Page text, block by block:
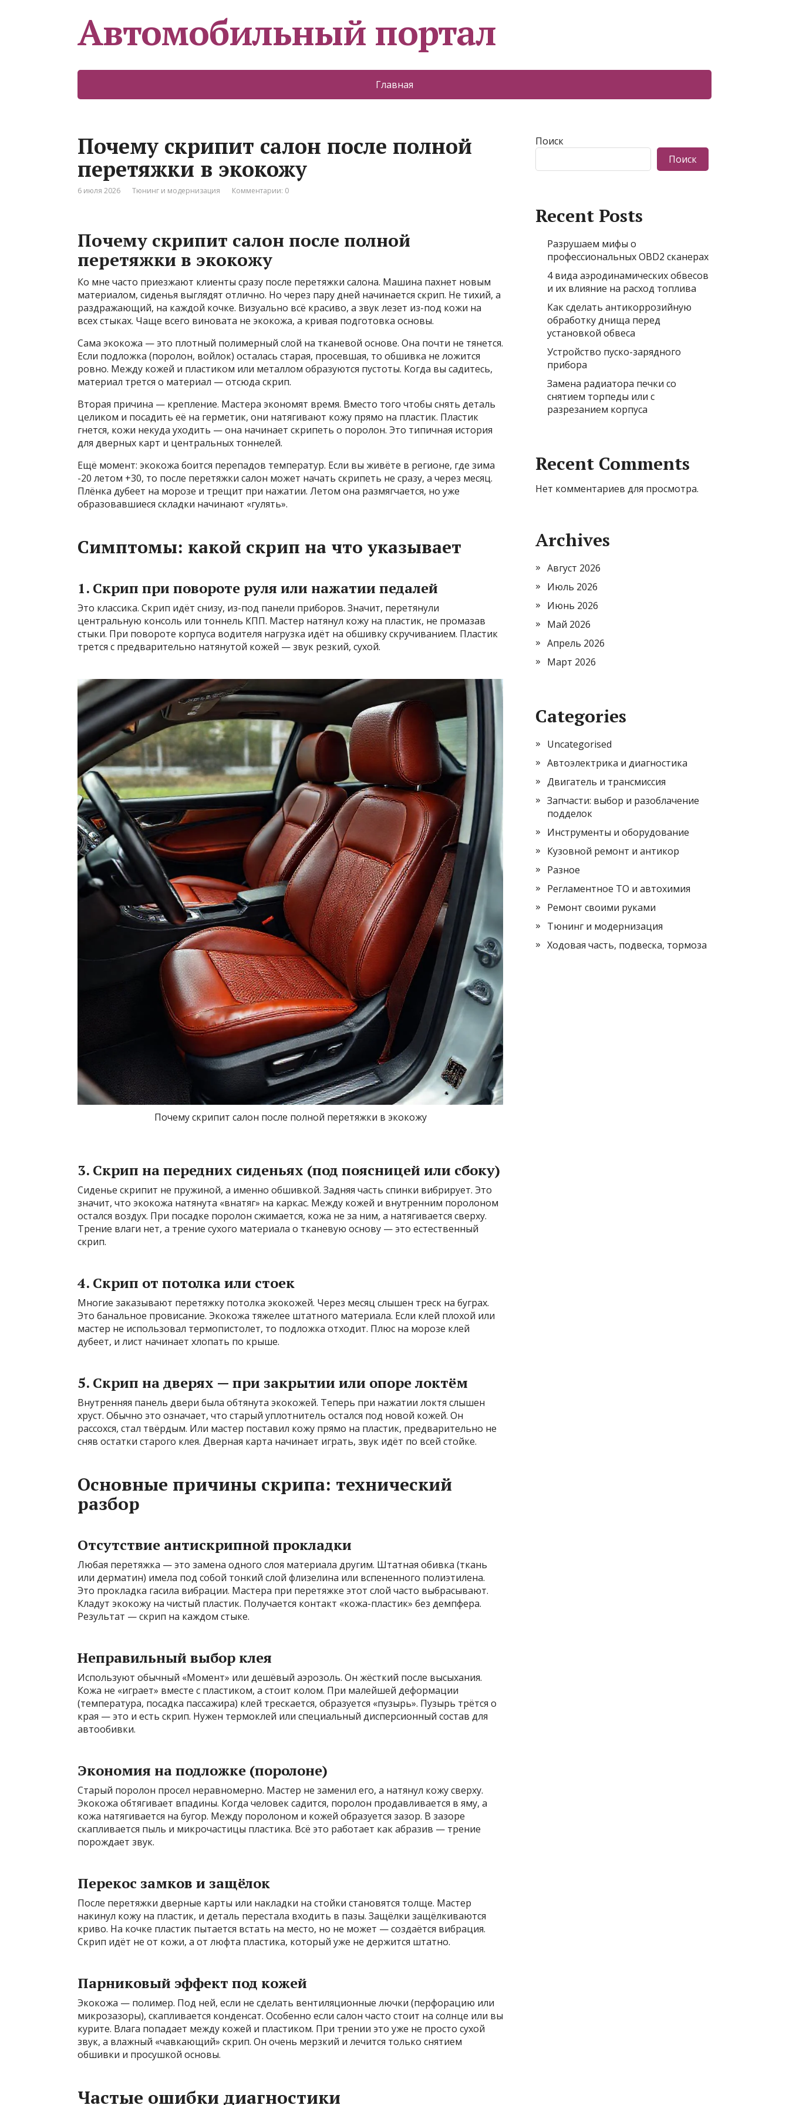
Автомобильный портал
Главная
Почему скрипит салон после полной
перетяжки в экокожу
6 июля 2026 Тюнинг и модернизация Комментарии: 0
Почему скрипит салон после полной
перетяжки в экокожу
Ко мне часто приезжают клиенты сразу после перетяжки салона. Машина пахнет новым
материалом, сиденья выглядят отлично. Но через пару дней начинается скрип. Не тихий, а
раздражающий, на каждой кочке. Визуально всё красиво, а звук лезет из-под кожи на
всех стыках. Чаще всего виновата не экокожа, а кривая подготовка основы.
Сама экокожа — это плотный полимерный слой на тканевой основе. Она почти не тянется.
Если подложка (поролон, войлок) осталась старая, просевшая, то обшивка не ложится
ровно. Между кожей и пластиком или металлом образуются пустоты. Когда вы садитесь,
материал трется о материал — отсюда скрип.
Вторая причина — крепление. Мастера экономят время. Вместо того чтобы снять деталь
целиком и посадить её на герметик, они натягивают кожу прямо на пластик. Пластик
гнется, кожи некуда уходить — она начинает скрипеть о поролон. Это типичная история
для дверных карт и центральных тоннелей.
Ещё момент: экокожа боится перепадов температур. Если вы живёте в регионе, где зима
-20 летом +30, то после перетяжки салон может начать скрипеть не сразу, а через месяц.
Плёнка дубеет на морозе и трещит при нажатии. Летом она размягчается, но уже
образовавшиеся складки начинают «гулять».
Симптомы: какой скрип на что указывает
1. Скрип при повороте руля или нажатии педалей
Это классика. Скрип идёт снизу, из-под панели приборов. Значит, перетянули
центральную консоль или тоннель КПП. Мастер натянул кожу на пластик, не промазав
стыки. При повороте корпуса водителя нагрузка идёт на обшивку скручиванием. Пластик
трется с предварительно натянутой кожей — звук резкий, сухой.
Почему скрипит салон после полной перетяжки в экокожу
3. Скрип на передних сиденьях (под поясницей или сбоку)
Сиденье скрипит не пружиной, а именно обшивкой. Задняя часть спинки вибрирует. Это
значит, что экокожа натянута «внатяг» на каркас. Между кожей и внутренним поролоном
остался воздух. При посадке поролон сжимается, кожа не за ним, а натягивается сверху.
Трение влаги нет, а трение сухого материала о тканевую основу — это естественный
скрип.
4. Скрип от потолка или стоек
Многие заказывают перетяжку потолка экокожей. Через месяц слышен треск на буграх.
Это банальное провисание. Экокожа тяжелее штатного материала. Если клей плохой или
мастер не использовал термопистолет, то подложка отходит. Плюс на морозе клей
дубеет, и лист начинает хлопать по крыше.
5. Скрип на дверях — при закрытии или опоре локтём
Внутренняя панель двери была обтянута экокожей. Теперь при нажатии локтя слышен
хруст. Обычно это означает, что старый уплотнитель остался под новой кожей. Он
рассохся, стал твёрдым. Или мастер поставил кожу прямо на пластик, предварительно не
сняв остатки старого клея. Дверная карта начинает играть, звук идёт по всей стойке.
Основные причины скрипа: технический
разбор
Отсутствие антискрипной прокладки
Любая перетяжка — это замена одного слоя материала другим. Штатная обивка (ткань
или дерматин) имела под собой тонкий слой флизелина или вспененного полиэтилена.
Это прокладка гасила вибрации. Мастера при перетяжке этот слой часто выбрасывают.
Кладут экокожу на чистый пластик. Получается контакт «кожа-пластик» без демпфера.
Результат — скрип на каждом стыке.
Неправильный выбор клея
Используют обычный «Момент» или дешёвый аэрозоль. Он жёсткий после высыхания.
Кожа не «играет» вместе с пластиком, а стоит колом. При малейшей деформации
(температура, посадка пассажира) клей трескается, образуется «пузырь». Пузырь трётся о
края — это и есть скрип. Нужен термоклей или специальный дисперсионный состав для
автообивки.
Экономия на подложке (поролоне)
Старый поролон просел неравномерно. Мастер не заменил его, а натянул кожу сверху.
Экокожа обтягивает впадины. Когда человек садится, поролон продавливается в яму, а
кожа натягивается на бугор. Между поролоном и кожей образуется зазор. В зазоре
скапливается пыль и микрочастицы пластика. Всё это работает как абразив — трение
порождает звук.
Перекос замков и защёлок
После перетяжки дверные карты или накладки на стойки становятся толще. Мастер
накинул кожу на пластик, и деталь перестала входить в пазы. Защёлки защёлкиваются
криво. На кочке пластик пытается встать на место, но не может — создаётся вибрация.
Скрип идёт не от кожи, а от люфта пластика, который уже не держится штатно.
Парниковый эффект под кожей
Экокожа — полимер. Под ней, если не сделать вентиляционные лючки (перфорацию или
микрозазоры), скапливается конденсат. Особенно если салон часто стоит на солнце или вы
курите. Влага попадает между кожей и пластиком. При трении это уже не просто сухой
звук, а влажный «чавкающий» скрип. Он очень мерзкий и лечится только снятием
обшивки и просушкой основы.
Частые ошибки диагностики
Поиск
Поиск
Recent Posts
Разрушаем мифы о
профессиональных OBD2 сканерах
4 вида аэродинамических обвесов
и их влияние на расход топлива
Как сделать антикоррозийную
обработку днища перед
установкой обвеса
Устройство пуско-зарядного
прибора
Замена радиатора печки со
снятием торпеды или с
разрезанием корпуса
Recent Comments
Нет комментариев для просмотра.
Archives
Август 2026
Июль 2026
Июнь 2026
Май 2026
Апрель 2026
Март 2026
Categories
Uncategorised
Автоэлектрика и диагностика
Двигатель и трансмиссия
Запчасти: выбор и разоблачение
подделок
Инструменты и оборудование
Кузовной ремонт и антикор
Разное
Регламентное ТО и автохимия
Ремонт своими руками
Тюнинг и модернизация
Ходовая часть, подвеска, тормоза